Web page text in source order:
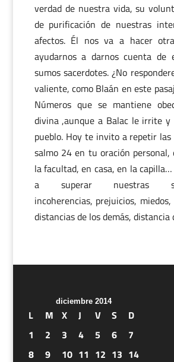
verdad de nuestra vida, su
de purificación de nuestras
afectos. Él nos va a hacer
ayudarnos a darnos cuenta de
sumos sacerdotes. ¿No
valiente, como Blaán en este
Números que se mantiene
divina ,aunque a Balac le irrite y
pueblo. Hoy te invito a repetir las
salmo 24 en tu oración
la facultad, en casa, en la
a superar nuestras
incoherencias, prejuicios,
distancias de los demás, distancia
diciembre 2014
L M X J V S
D
1
2 3 4 5 6
7
8
9 10 11 12 13 14